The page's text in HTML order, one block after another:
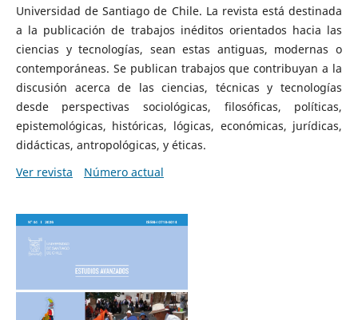
Universidad de Santiago de Chile. La revista está destinada
a la publicación de trabajos inéditos orientados hacia las
ciencias y tecnologías, sean estas antiguas, modernas o
contemporáneas. Se publican trabajos que contribuyan a la
discusión acerca de las ciencias, técnicas y tecnologías
desde perspectivas sociológicas, filosóficas, políticas,
epistemológicas, históricas, lógicas, económicas, jurídicas,
didácticas, antropológicas, y éticas.
Ver revista
Número actual